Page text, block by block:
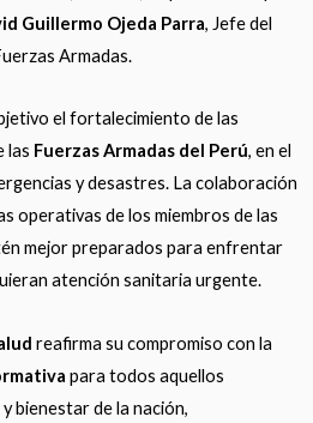
Guillermo Ojeda Parra, Jefe del
Armadas.
el fortalecimiento de las
las Fuerzas Armadas del Perú, en el
y desastres. La colaboración
operativas de los miembros de las
mejor preparados para enfrentar
atención sanitaria urgente.
reafirma su compromiso con la
para todos aquellos
bienestar de la nación,